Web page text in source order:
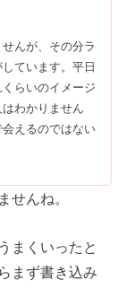
んが、その分ラ
ています。平日
らいのイメージ
わかりません
えるのではない
せんね。
まくいったと
まず書き込み